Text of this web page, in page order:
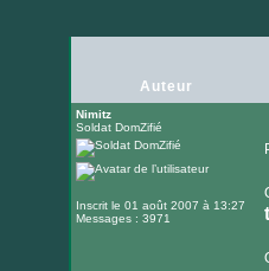
Auteur
Nimitz
Soldat DomZifié
Inscrit le 01 août 2007 à 13:27
Messages : 3971